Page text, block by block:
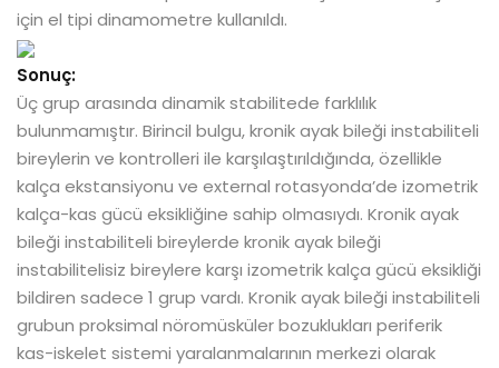
için el tipi dinamometre kullanıldı.
Sonuç:
Üç grup arasında dinamik stabilitede farklılık
bulunmamıştır. Birincil bulgu, kronik ayak bileği instabiliteli
bireylerin ve kontrolleri ile karşılaştırıldığında, özellikle
kalça ekstansiyonu ve external rotasyonda’de izometrik
kalça-kas gücü eksikliğine sahip olmasıydı. Kronik ayak
bileği instabiliteli bireylerde kronik ayak bileği
instabilitelisiz bireylere karşı izometrik kalça gücü eksikliği
bildiren sadece 1 grup vardı. Kronik ayak bileği instabiliteli
grubun proksimal nöromüsküler bozuklukları periferik
kas-iskelet sistemi yaralanmalarının merkezi olarak